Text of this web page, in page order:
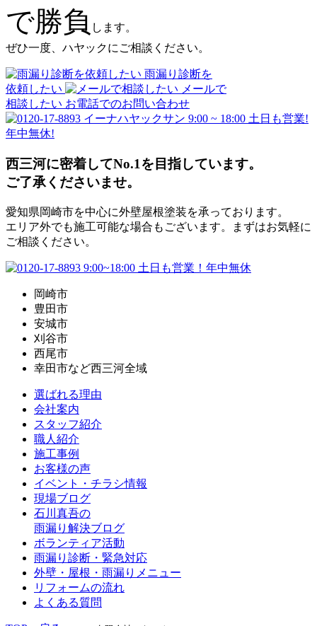
で勝負 します。
ぜひ一度、ハヤックにご相談ください。
雨漏り診断を
依頼したい
メールで
相談したい お電話でのお問い合わせ
9:00 ~ 18:00 土日も営業!
年中無休!
西三河に密着してNo.1を目指しています。
ご了承くださいませ。
愛知県岡崎市を中心に外壁屋根塗装を承っております。
エリア外でも施工可能な場合もございます。まずはお気軽に
ご相談ください。
岡崎市
豊田市
安城市
刈谷市
西尾市
幸田市など西三河全域
選ばれる理由
会社案内
スタッフ紹介
職人紹介
施工事例
お客様の声
イベント・チラシ情報
現場ブログ
石川真吾の
雨漏り解決ブログ
ボランティア活動
雨漏り診断・緊急対応
外壁・屋根・雨漏りメニュー
リフォームの流れ
よくある質問